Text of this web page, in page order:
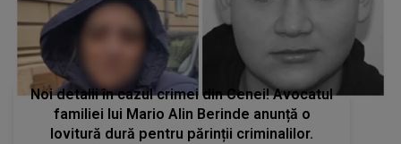
Noi detalii în cazul crimei din Cenei! Avocatul
familiei lui Mario Alin Berinde anunță o
lovitură dură pentru părinții criminalilor.